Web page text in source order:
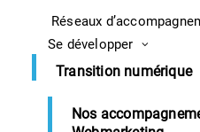
Réseaux
Se développer
Transition numérique
Nos
Formation continue